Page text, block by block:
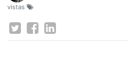
vistas